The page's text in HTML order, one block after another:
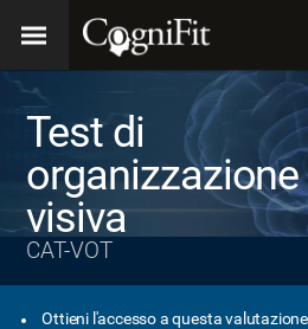
Test di
organizzazione
visiva
CAT-VOT
Ottieni l'accesso a questa